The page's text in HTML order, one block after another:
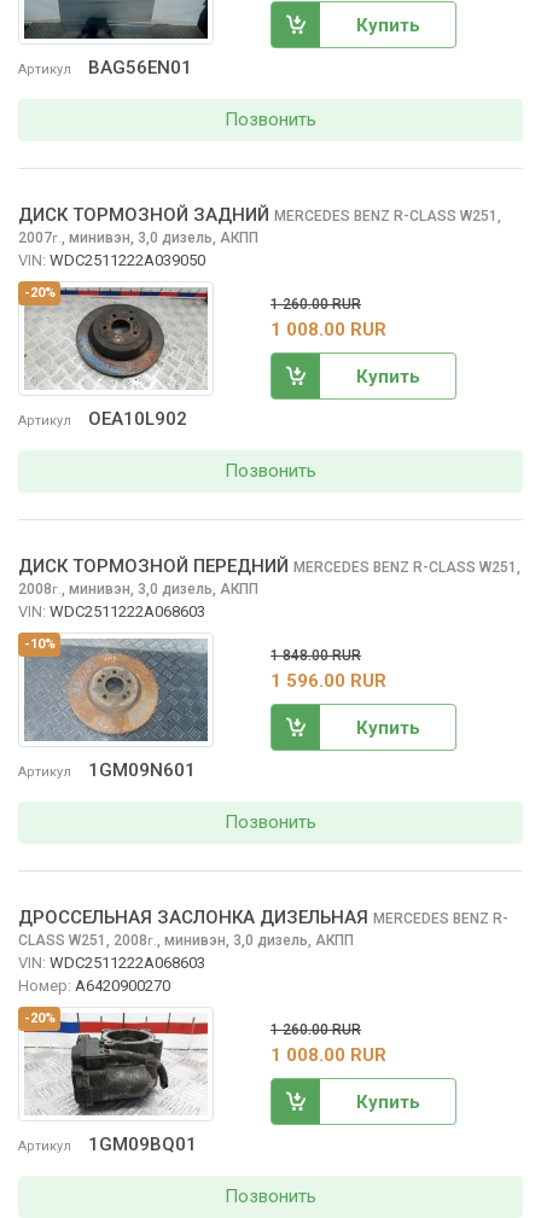
Артикул BAG56EN01
Купить
Позвонить
-20%
Артикул OEA10L902
ДИСК ТОРМОЗНОЙ ЗАДНИЙ MERCEDES BENZ R-CLASS W251,
2007г., минивэн, 3,0 дизель, АКПП
VIN: WDC2511222A039050
1 260.00 RUR
1 008.00 RUR
Купить
Позвонить
-10%
Артикул 1GM09N601
ДИСК ТОРМОЗНОЙ ПЕРЕДНИЙ MERCEDES BENZ R-CLASS W251,
2008г., минивэн, 3,0 дизель, АКПП
VIN: WDC2511222A068603
1 848.00 RUR
1 596.00 RUR
Купить
Позвонить
-20%
Артикул 1GM09BQ01
ДРОССЕЛЬНАЯ ЗАСЛОНКА ДИЗЕЛЬНАЯ
MERCEDES BENZ R-
CLASS W251, 2008г., минивэн, 3,0 дизель, АКПП
VIN: WDC2511222A068603
Номер: A6420900270
1 260.00 RUR
1 008.00 RUR
Купить
Позвонить